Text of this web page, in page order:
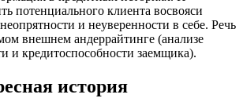
потенциального клиента восвояси
и неуверенности в себе. Речь
внешнем андеррайтинге (анализе
и кредитоспособности заемщика).
история